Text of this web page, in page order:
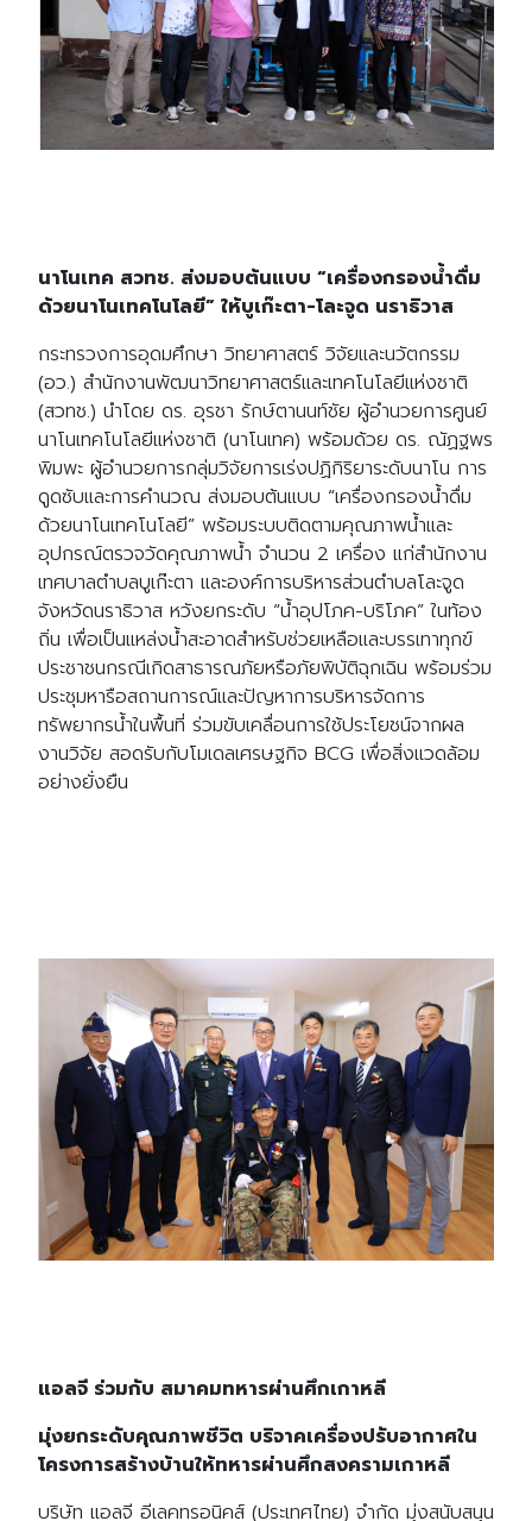
นาโนเทค สวทช. ส่งมอบต้นแบบ “เครื่องกรองน้ำดื่ม
ด้วยนาโนเทคโนโลยี” ให้บูเก๊ะตา-โละจูด นราธิวาส
กระทรวงการอุดมศึกษา วิทยาศาสตร์ วิจัยและนวัตกรรม
(อว.) สำนักงานพัฒนาวิทยาศาสตร์และเทคโนโลยีแห่งชาติ
(สวทช.) นำโดย ดร. อุรชา รักษ์ตานนท์ชัย ผู้อำนวยการศูนย์
นาโนเทคโนโลยีแห่งชาติ (นาโนเทค) พร้อมด้วย ดร. ณัฏฐพร
พิมพะ ผู้อำนวยการกลุ่มวิจัยการเร่งปฏิกิริยาระดับนาโน การ
ดูดซับและการคำนวณ ส่งมอบต้นแบบ “เครื่องกรองน้ำดื่ม
ด้วยนาโนเทคโนโลยี” พร้อมระบบติดตามคุณภาพน้ำและ
อุปกรณ์ตรวจวัดคุณภาพน้ำ จำนวน 2 เครื่อง แก่สำนักงาน
เทศบาลตำบลบูเก๊ะตา และองค์การบริหารส่วนตำบลโละจูด
จังหวัดนราธิวาส หวังยกระดับ “น้ำอุปโภค-บริโภค” ในท้อง
ถิ่น เพื่อเป็นแหล่งน้ำสะอาดสำหรับช่วยเหลือและบรรเทาทุกข์
ประชาชนกรณีเกิดสาธารณภัยหรือภัยพิบัติฉุกเฉิน พร้อมร่วม
ประชุมหารือสถานการณ์และปัญหาการบริหารจัดการ
ทรัพยากรน้ำในพื้นที่ ร่วมขับเคลื่อนการใช้ประโยชน์จากผล
งานวิจัย สอดรับกับโมเดลเศรษฐกิจ BCG เพื่อสิ่งแวดล้อม
อย่างยั่งยืน
แอลจี ร่วมกับ สมาคมทหารผ่านศึกเกาหลี
มุ่งยกระดับคุณภาพชีวิต บริจาคเครื่องปรับอากาศใน
โครงการสร้างบ้านให้ทหารผ่านศึกสงครามเกาหลี
บริษัท แอลจี อีเลคทรอนิคส์ (ประเทศไทย) จำกัด มุ่งสนับสนุน